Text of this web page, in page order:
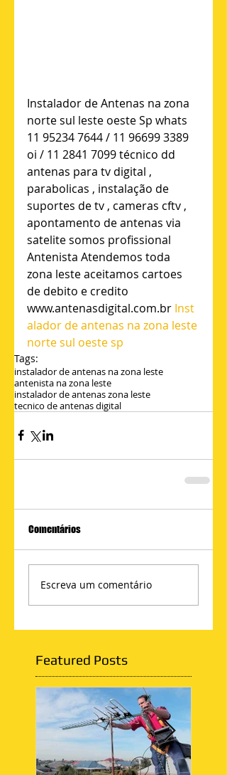
Instalador de Antenas na zona
norte sul leste oeste Sp whats
11 95234 7644 / 11 96699 3389
oi / 11 2841 7099 técnico dd
antenas para tv digital ,
parabolicas , instalação de
suportes de tv , cameras cftv ,
apontamento de antenas via
satelite somos profissional
Antenista Atendemos toda
zona leste aceitamos cartoes
de debito e credito
www.antenasdigital.com.br Inst
alador de antenas na zona leste
norte sul oeste sp
Tags:
instalador de antenas na zona leste
antenista na zona leste
instalador de antenas zona leste
tecnico de antenas digital
Comentários
Escreva um comentário
Featured Posts